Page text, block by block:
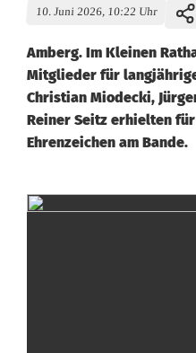
10. Juni 2026, 10:22 Uhr
Amberg. Im Kleinen
Mitglieder für
Christian Miodecki,
Reiner Seitz erhielten
Ehrenzeichen am Bande.
E